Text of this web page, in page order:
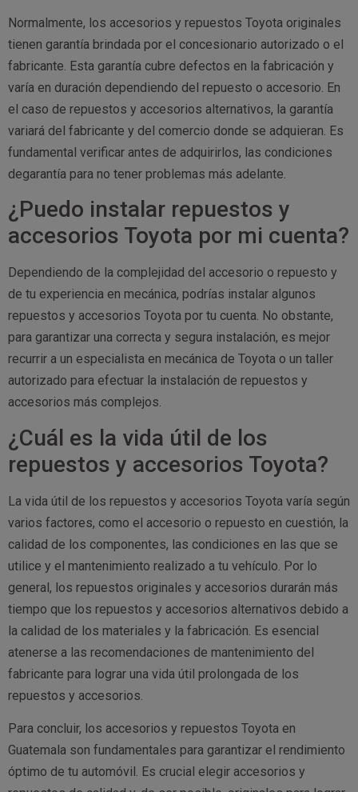
Normalmente, los accesorios y repuestos Toyota originales
tienen garantía brindada por el concesionario autorizado o el
fabricante. Esta garantía cubre defectos en la fabricación y
varía en duración dependiendo del repuesto o accesorio. En
el caso de repuestos y accesorios alternativos, la garantía
variará del fabricante y del comercio donde se adquieran. Es
fundamental verificar antes de adquirirlos, las condiciones
degarantía para no tener problemas más adelante.
¿Puedo instalar repuestos y
accesorios Toyota por mi cuenta?
Dependiendo de la complejidad del accesorio o repuesto y
de tu experiencia en mecánica, podrías instalar algunos
repuestos y accesorios Toyota por tu cuenta. No obstante,
para garantizar una correcta y segura instalación, es mejor
recurrir a un especialista en mecánica de Toyota o un taller
autorizado para efectuar la instalación de repuestos y
accesorios más complejos.
¿Cuál es la vida útil de los
repuestos y accesorios Toyota?
La vida útil de los repuestos y accesorios Toyota varía según
varios factores, como el accesorio o repuesto en cuestión, la
calidad de los componentes, las condiciones en las que se
utilice y el mantenimiento realizado a tu vehículo. Por lo
general, los repuestos originales y accesorios durarán más
tiempo que los repuestos y accesorios alternativos debido a
la calidad de los materiales y la fabricación. Es esencial
atenerse a las recomendaciones de mantenimiento del
fabricante para lograr una vida útil prolongada de los
repuestos y accesorios.
Para concluir, los accesorios y repuestos Toyota en
Guatemala son fundamentales para garantizar el rendimiento
óptimo de tu automóvil. Es crucial elegir accesorios y